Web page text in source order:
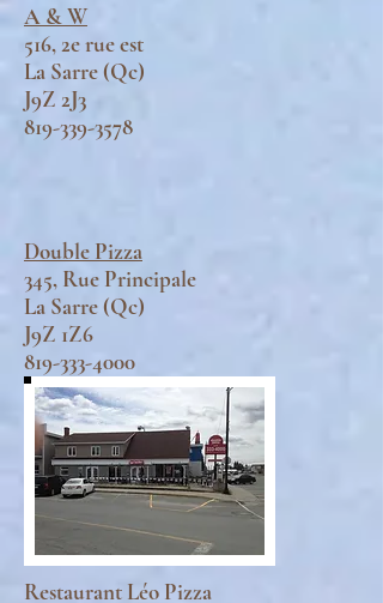
A & W
516, 2e rue est
La Sarre (Qc)
J9Z 2J3
819-339-3578
Double Pizza
345, Rue Principale
La Sarre (Qc)
J9Z 1Z6
819-333-4000
Restaurant Léo Pizza